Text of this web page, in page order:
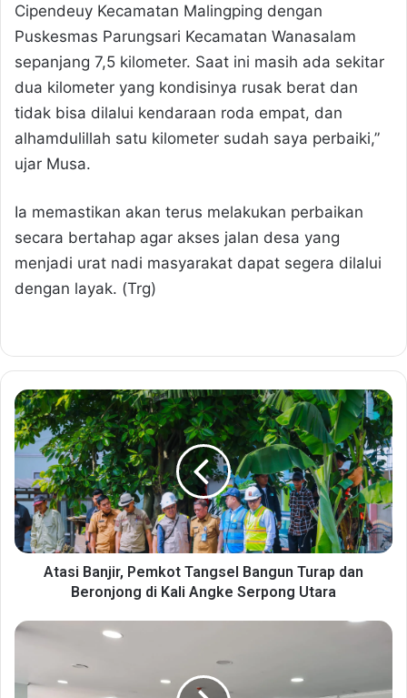
Cipendeuy Kecamatan Malingping dengan
Puskesmas Parungsari Kecamatan Wanasalam
sepanjang 7,5 kilometer. Saat ini masih ada sekitar
dua kilometer yang kondisinya rusak berat dan
tidak bisa dilalui kendaraan roda empat, dan
alhamdulillah satu kilometer sudah saya perbaiki,”
ujar Musa.
Ia memastikan akan terus melakukan perbaikan
secara bertahap agar akses jalan desa yang
menjadi urat nadi masyarakat dapat segera dilalui
dengan layak. (Trg)
A
t
a
s
B
a
n
j
P
k
Atasi Banjir, Pemkot Tangsel Bangun Turap dan
Beronjong di Kali Angke Serpong Utara
B
t